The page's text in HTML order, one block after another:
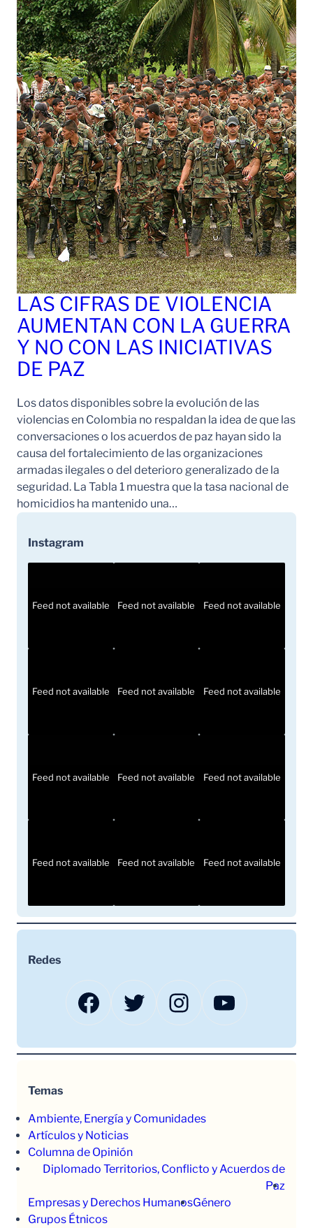
LAS CIFRAS DE VIOLENCIA
AUMENTAN CON LA GUERRA
Y NO CON LAS INICIATIVAS
DE PAZ
Los datos disponibles sobre la evolución de las
violencias en Colombia no respaldan la idea de que las
conversaciones o los acuerdos de paz hayan sido la
causa del fortalecimiento de las organizaciones
armadas ilegales o del deterioro generalizado de la
seguridad. La Tabla 1 muestra que la tasa nacional de
homicidios ha mantenido una…
Instagram
Feed not available Feed not available Feed not available
Feed not available Feed not available Feed not available
Feed not available Feed not available Feed not available
Feed not available Feed not available Feed not available
Redes
Facebook Twitter Instagram YouTube
Temas
Ambiente, Energía y Comunidades
Artículos y Noticias
Columna de Opinión
Diplomado Territorios, Conflicto y Acuerdos de
Paz
Empresas y Derechos HumanosGénero
Grupos Étnicos